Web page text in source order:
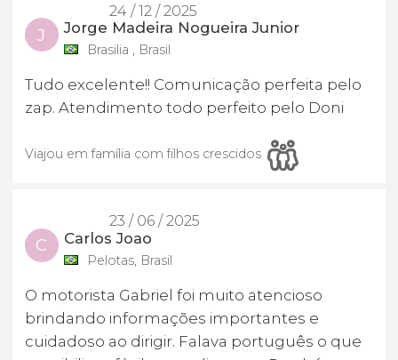
24 / 12 / 2025
J Jorge Madeira Nogueira Junior
Brasilia , Brasil
Tudo excelente!! Comunicação perfeita pelo
zap. Atendimento todo perfeito pelo Doni
Viajou em família com filhos crescidos
23 / 06 / 2025
C Carlos Joao
Pelotas, Brasil
O motorista Gabriel foi muito atencioso
brindando informações importantes e
cuidadoso ao dirigir. Falava português o que